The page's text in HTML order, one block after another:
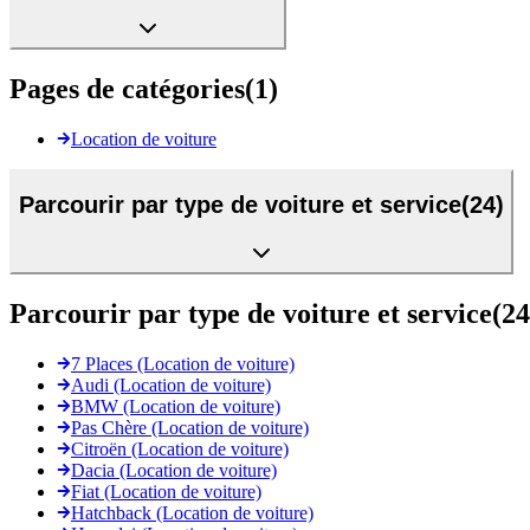
Pages de catégories(1)
Location de voiture
Parcourir par type de voiture et service(24)
Parcourir par type de voiture et service(24
7 Places (Location de voiture)
Audi (Location de voiture)
BMW (Location de voiture)
Pas Chère (Location de voiture)
Citroën (Location de voiture)
Dacia (Location de voiture)
Fiat (Location de voiture)
Hatchback (Location de voiture)